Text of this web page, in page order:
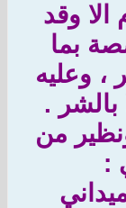
وقد
بما
، وعليه
بالشر .
من
: